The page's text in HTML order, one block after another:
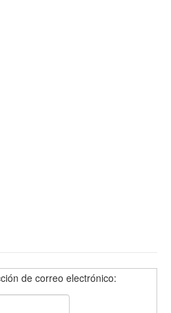
de correo electrónico: